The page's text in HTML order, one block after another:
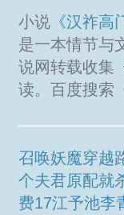
小说《汉祚高
是一本情节与
说网转载收集
读。百度搜索
召唤妖魔穿越
个夫君原配就
费17江予池李